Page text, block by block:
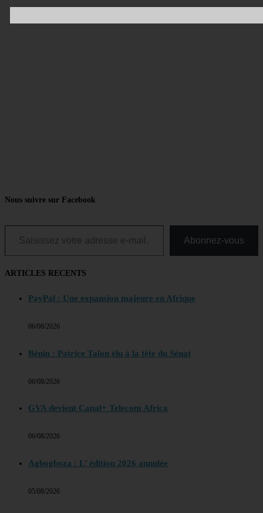
Nous suivre sur Facebook
Saisissez votre adresse e-mail…
Abonnez-vous
ARTICLES RECENTS
PayPal : Une expansion majeure en Afrique
06/08/2026
Bénin : Patrice Talon élu à la tête du Sénat
06/08/2026
GVA devient Canal+ Telecom Africa
06/08/2026
Agbogboza : L’ édition 2026 annulée
05/08/2026